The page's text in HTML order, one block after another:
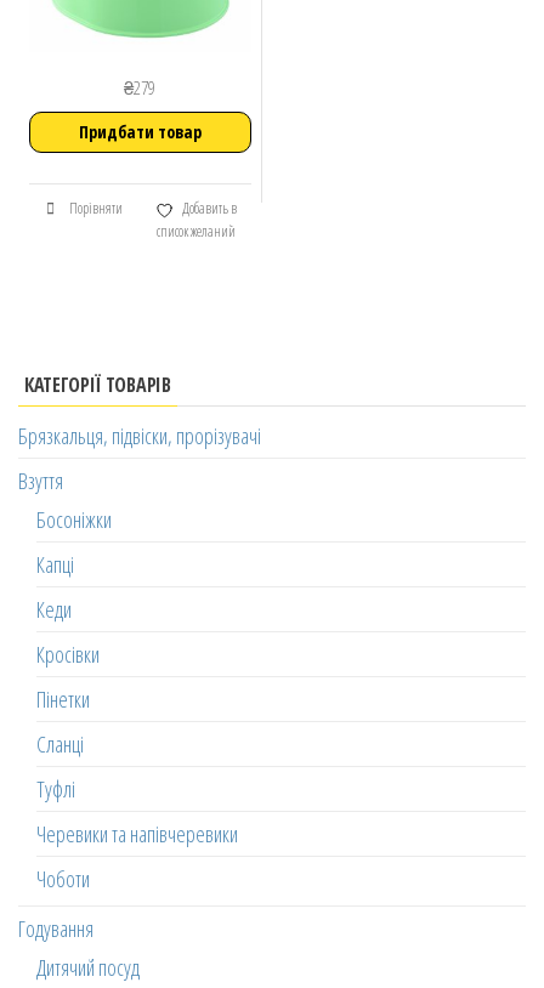
₴279
Придбати товар
Порівняти
Добавить в
список желаний
КАТЕГОРІЇ ТОВАРІВ
Брязкальця, підвіски, прорізувачі
Взуття
Босоніжки
Капці
Кеди
Кросівки
Пінетки
Сланці
Туфлі
Черевики та напівчеревики
Чоботи
Годування
Дитячий посуд